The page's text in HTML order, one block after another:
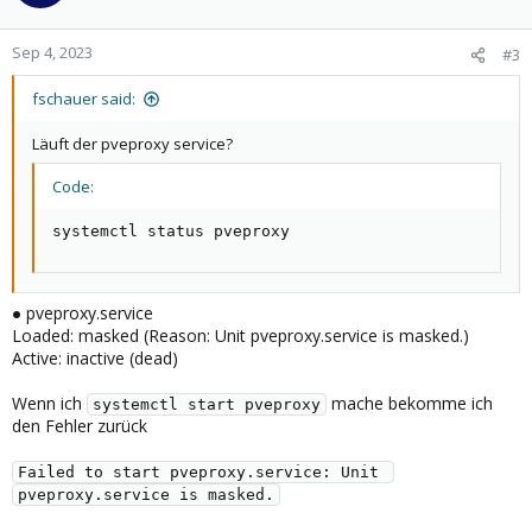
Sep 4, 2023 #3
fschauer said:
Läuft der pveproxy service?
Code:
systemctl status pveproxy
● pveproxy.service
Loaded: masked (Reason: Unit pveproxy.service is masked.)
Active: inactive (dead)
Wenn ich
systemctl start pveproxy mache bekomme ich
den Fehler zurück
Failed to start pveproxy.service: Unit
pveproxy.service is masked.